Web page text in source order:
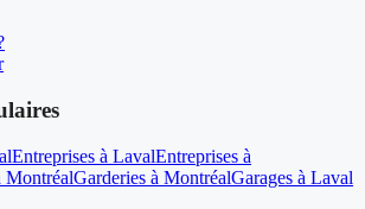
Entreprises à LavalEntreprises à
MontréalGarderies à MontréalGarages à Laval